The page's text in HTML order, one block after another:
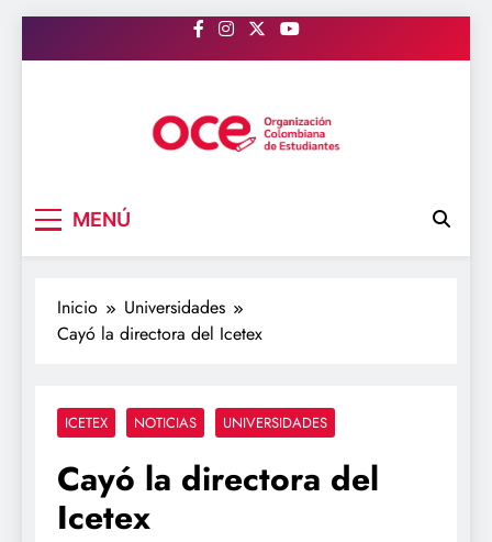
al
MENÚ
Inicio
Universidades
Cayó la directora del Icetex
ICETEX NOTICIAS UNIVERSIDADES
Cayó la directora del
Icetex